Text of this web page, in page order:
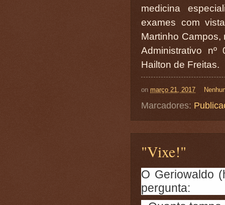
medicina
exames com
Martinho Campos,
Administrativo nº
Hailton de Freitas.
on março 21, 2017
Marcadores:
"Vixe!"
O Geriowaldo
pergunta: